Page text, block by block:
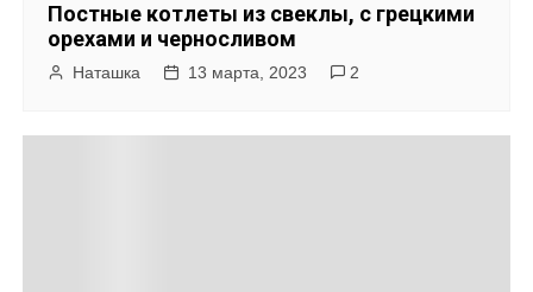
Постные котлеты из свеклы, с грецкими
орехами и черносливом
Наташка 13 марта, 2023 2